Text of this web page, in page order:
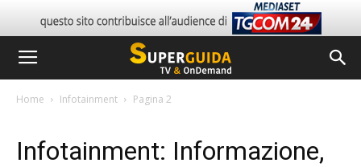
Home Infotainment Pagina 2
Infotainment: Informazione,